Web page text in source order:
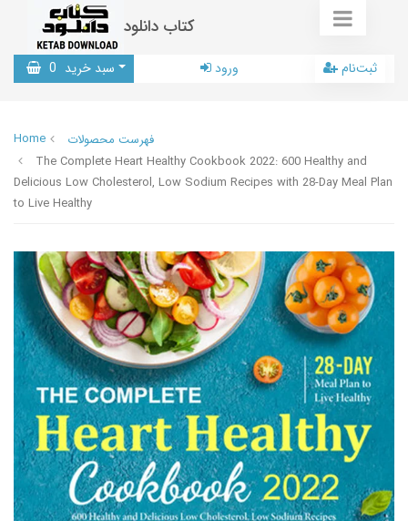
کتاب دانلود
سبد خرید 0 ورود ثبت‌نام
Home
فهرست محصولات
The Complete Heart Healthy Cookbook 2022: 600 Healthy and
Delicious Low Cholesterol, Low Sodium Recipes with 28-Day Meal Plan
to Live Healthy